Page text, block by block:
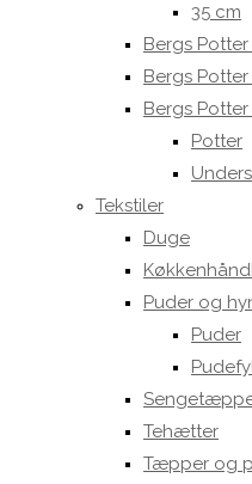
35 cm
Bergs
Bergs
Bergs
Potter
Tekstiler
Duge
Puder og
Puder
Tehætter
Tæpper og